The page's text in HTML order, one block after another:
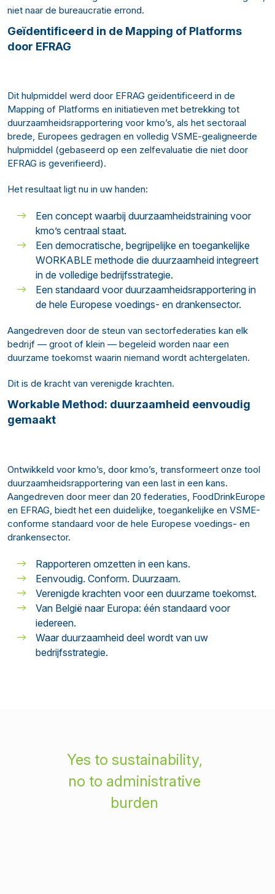
niet naar de bureaucratie errond.
Geïdentificeerd in de Mapping of Platforms
door EFRAG
Dit hulpmiddel werd door EFRAG geïdentificeerd in de
Mapping of Platforms en initiatieven met betrekking tot
duurzaamheidsrapportering voor kmo’s, als het sectoraal
brede, Europees gedragen en volledig VSME-gealigneerde
hulpmiddel (gebaseerd op een zelfevaluatie die niet door
EFRAG is geverifieerd).
Het resultaat ligt nu in uw handen:
Een concept waarbij duurzaamheidstraining voor
kmo’s centraal staat.
Een democratische, begrijpelijke en toegankelijke
WORKABLE methode die duurzaamheid integreert
in de volledige bedrijfsstrategie.
Een standaard voor duurzaamheidsrapportering in
de hele Europese voedings- en drankensector.
Aangedreven door de steun van sectorfederaties kan elk
bedrijf — groot of klein — begeleid worden naar een
duurzame toekomst waarin niemand wordt achtergelaten.
Dit is de kracht van verenigde krachten.
Workable Method: duurzaamheid eenvoudig
gemaakt
Ontwikkeld voor kmo’s, door kmo’s, transformeert onze tool
duurzaamheidsrapportering van een last in een kans.
Aangedreven door meer dan 20 federaties, FoodDrinkEurope
en EFRAG, biedt het een duidelijke, toegankelijke en VSME-
conforme standaard voor de hele Europese voedings- en
drankensector.
Rapporteren omzetten in een kans.
Eenvoudig. Conform. Duurzaam.
Verenigde krachten voor een duurzame toekomst.
Van België naar Europa: één standaard voor
iedereen.
Waar duurzaamheid deel wordt van uw
bedrijfsstrategie.
Yes to sustainability,
no to administrative
burden